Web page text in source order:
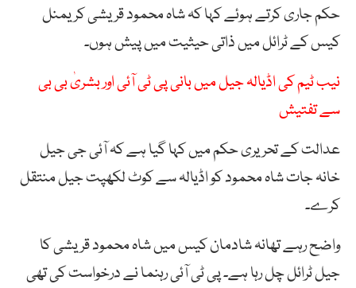
حکم جاری کرتے ہوئے کہا کہ شاہ محمود قریشی کریمنل
کیس کے ٹرائل میں ذاتی حیثیت میں پیش ہوں۔
نیب ٹیم کی اڈیالہ جیل میں بانی پی ٹی آئی اور بشریٰ بی بی
سے تفتیش
عدالت کے تحریری حکم میں کہا گیا ہے کہ آئی جی جیل
خانہ جات شاہ محمود کو اڈیالہ سے کوٹ لکھپت جیل منتقل
کرے۔
واضح رہے تھانہ شادمان کیس میں شاہ محمود قریشی کا
جیل ٹرائل چل رہا ہے۔ پی ٹی آئی رہنما نے درخواست کی تھی